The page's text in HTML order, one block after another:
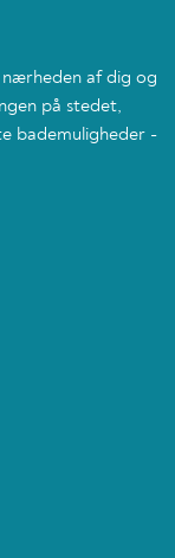
af dig og
på stedet,
bademuligheder -